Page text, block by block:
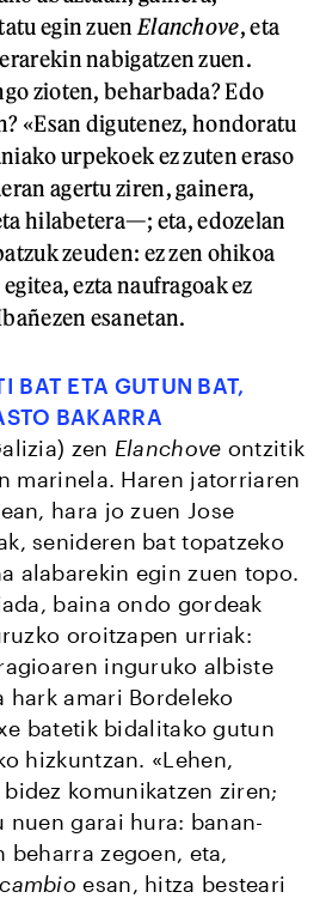
egin zuen Elanchove, eta
nabigatzen zuen.
zioten, beharbada? Edo
«Esan digutenez, hondoratu
urpekoek ez zuten eraso
agertu ziren, gainera,
hilabetera—; eta, edozelan
zeuden: ez zen ohikoa
ezta naufragoak ez
esanetan.
BAT ETA GUTUN BAT,
BAKARRA
zen Elanchove ontzitik
marinela. Haren jatorriaren
hara jo zuen Jose
senideren bat topatzeko
alabarekin egin zuen topo.
baina ondo gordeak
oroitzapen urriak:
inguruko albiste
hark amari Bordeleko
batetik bidalitako gutun
hizkuntzan. «Lehen,
bidez komunikatzen ziren;
nuen garai hura: banan-
beharra zegoen, eta,
cambio esan, hitza besteari